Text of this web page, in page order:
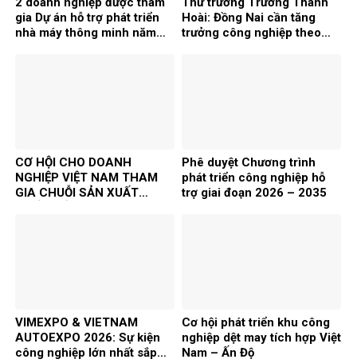
gia Dự án hỗ trợ phát triển
nhà máy thông minh năm
Hoài: Đồng Nai cần tăng
trưởng công nghiệp theo
CƠ HỘI CHO DOANH
NGHIỆP VIỆT NAM THAM
GIA CHUỖI SẢN XUẤT
Phê duyệt Chương trình
phát triển công nghiệp hỗ
trợ giai đoạn 2026 – 2035
VIMEXPO & VIETNAM
AUTOEXPO 2026: Sự kiện
công nghiệp lớn nhất sắp
Cơ hội phát triển khu công
nghiệp dệt may tích hợp Việt
Nam – Ấn Độ